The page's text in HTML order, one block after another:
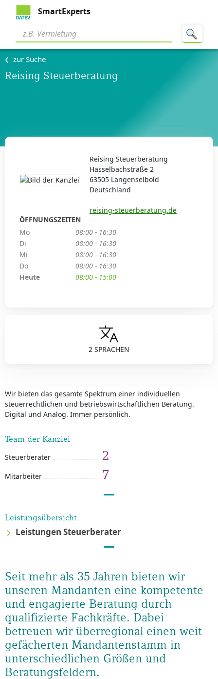
SmartExperts
zur Suche
Reising Steuerberatung
2 SPRACHEN
Wir bieten das gesamte Spektrum einer individuellen
steuerrechtlichen und betriebswirtschaftlichen Beratung.
Digital und Analog. Immer persönlich.
Team der Kanzlei
Steuerberater 2
Mitarbeiter 7
Leistungsübersicht
Leistungen Steuerberater
Seit mehr als 35 Jahren bieten wir
unseren Mandanten eine kompetente
und engagierte Beratung durch
qualifizierte Fachkräfte. Dabei
betreuen wir überregional einen weit
gefächerten Mandantenstamm in
unterschiedlichen Größen und
Beratungsfeldern.
Reising Steuerberatung
Hasselbachstraße 2
63505 Langenselbold
Deutschland
reising-steuerberatung.de
ÖFFNUNGSZEITEN
Mo
08:00 - 16:30
Di
08:00 - 16:30
Mi
08:00 - 16:30
Do
08:00 - 16:30
Heute
08:00 - 15:00